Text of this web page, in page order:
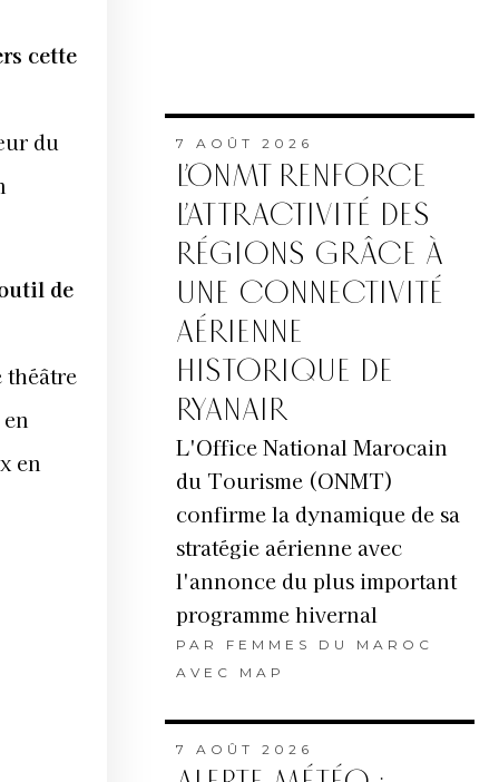
cette
du
de
théâtre
en
7 AOÛT 2026
L’ONMT RENFORCE
L’ATTRACTIVITÉ DES
RÉGIONS GRÂCE À
UNE CONNECTIVITÉ
AÉRIENNE
HISTORIQUE DE
RYANAIR
L'Office National Marocain
du Tourisme (ONMT)
confirme la dynamique de sa
stratégie aérienne avec
l'annonce du plus important
programme hivernal
PAR FEMMES DU MAROC
AVEC MAP
7 AOÛT 2026